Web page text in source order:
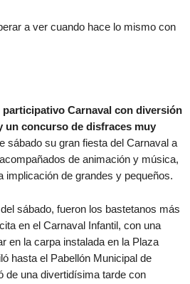
a ver cuando hace lo mismo con
participativo Carnaval con diversión
un concurso de disfraces muy
sábado su gran fiesta del Carnaval a
de animación y música,
implicación de grandes y pequeños.
sábado, fueron los bastetanos más
en el Carnaval Infantil, con una
en la carpa instalada en la Plaza
hasta el Pabellón Municipal de
de una divertidísima tarde con